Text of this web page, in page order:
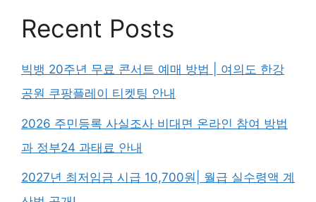
Recent Posts
빅뱅 20주년 무료 콘서트 예매 방법 | 여의도 한강
공원 쿠팡플레이 티켓팅 안내
2026 주민등록 사실조사 비대면 온라인 참여 방법
과 정부24 과태료 안내
2027년 최저임금 시급 10,700원| 월급 실수령액 계